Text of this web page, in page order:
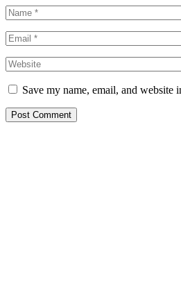
Save my name, email, and website